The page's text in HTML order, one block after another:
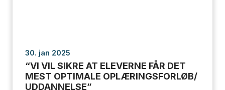
30. jan 2025
“VI VIL SIKRE AT ELEVERNE FÅR DET
MEST OPTIMALE OPLÆRINGSFORLØB/
UDDANNELSE”